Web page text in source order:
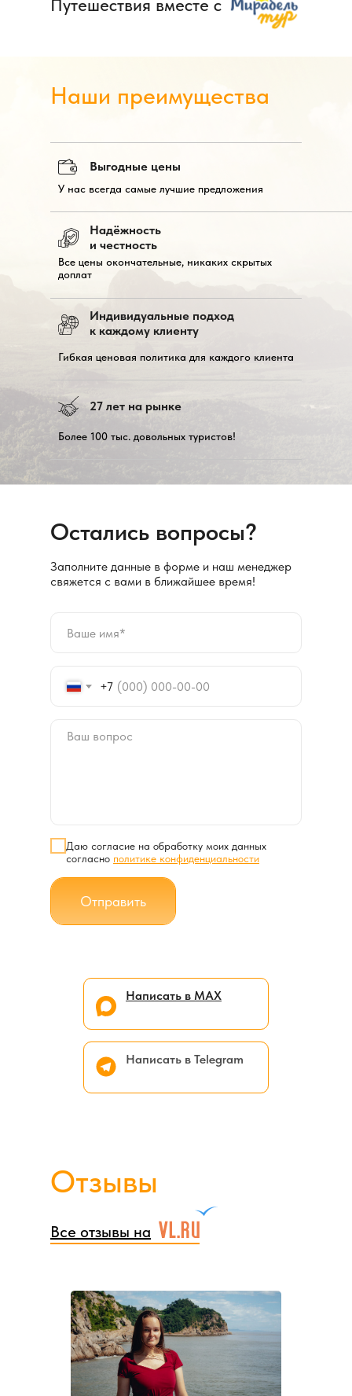
Путешествия вместе с
Наши преимущества
Выгодные цены
27 лет на рынке
Надёжность
и честность
Индивидуальные подход
к каждому клиенту
У нас всегда самые лучшие предложения
Все цены окончательные, никаких скрытых
доплат
Гибкая ценовая политика для каждого клиента
Более 100 тыс. довольных туристов!
Остались вопросы?
Заполните данные в форме и наш менеджер
свяжется с вами в ближайшее время!
Написать в МАХ
+7
Даю согласие на обработку моих данных
согласно политике конфиденциальности
Отправить
Написать в Telegram
Отзывы
Все отзывы на